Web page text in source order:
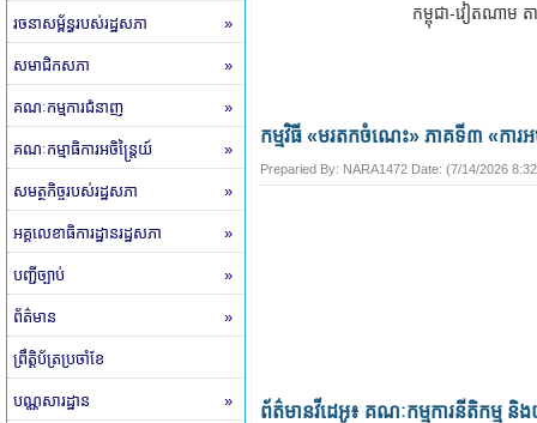
រចនាសម្ព័ន្ធរបស់រដ្ឋសភា »
សមាជិកសភា »
គណៈកម្មការជំនាញ »
គណៈកម្មាធិការអចិន្ត្រៃយ៍ »
សមត្ថកិច្ចរបស់រដ្ឋសភា »
អគ្គលេខាធិការដ្ឋានរដ្ឋសភា »
បញ្ជីច្បាប់ »
ព័ត៌មាន »
ព្រឹត្តិប័ត្រប្រចាំខែ
បណ្ណសារដ្ឋាន »
កម្ពុជា-វៀតណាម ត
កម្មវិធី «មរតកចំណេះ» ភាគទី៣ «ការ
Preparied By: NARA1472 Date: (7/14/2026
ព័ត៌មានវីដេអូ៖ គណៈកម្មការនីតិកម្ម